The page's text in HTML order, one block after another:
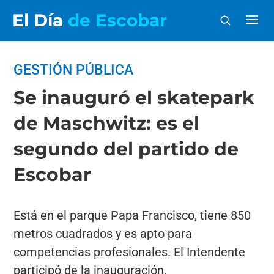
El Día de Escobar
GESTIÓN PÚBLICA
Se inauguró el skatepark
de Maschwitz: es el
segundo del partido de
Escobar
Está en el parque Papa Francisco, tiene 850
metros cuadrados y es apto para
competencias profesionales. El Intendente
participó de la inauguración.